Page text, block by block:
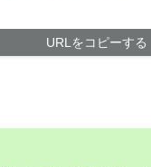
URLをコピーする